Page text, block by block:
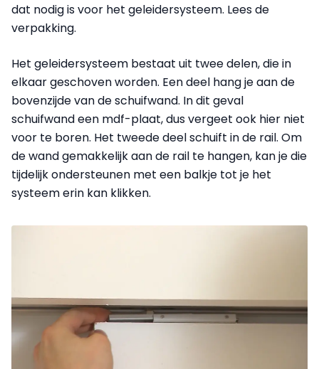
dat nodig is voor het geleidersysteem. Lees de
verpakking.
Het geleidersysteem bestaat uit twee delen, die in
elkaar geschoven worden. Een deel hang je aan de
bovenzijde van de schuifwand. In dit geval
schuifwand een mdf-plaat, dus vergeet ook hier niet
voor te boren. Het tweede deel schuift in de rail. Om
de wand gemakkelijk aan de rail te hangen, kan je die
tijdelijk ondersteunen met een balkje tot je het
systeem erin kan klikken.